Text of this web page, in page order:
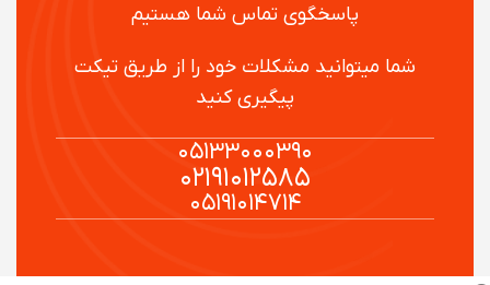
پاسخگوی تماس شما هستیم
شما میتوانید مشکلات خود را از طریق تیکت
پیگیری کنید
۰۵۱۳۳۰۰۰۳۹۰
۰۲۱۹۱۰۱۲۵۸۵
۰۵۱۹۱۰۱۴۷۱۴